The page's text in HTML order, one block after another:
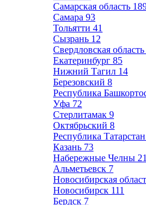
Самарская область
Самара 93
Тольятти 41
Сызрань 12
Свердловская область
Екатеринбург 85
Нижний Тагил 14
Березовский 8
Республика
Уфа 72
Стерлитамак 9
Октябрьский 8
Республика Татарстан
Казань 73
Набережные Челны 21
Альметьевск 7
Новосибирская
Новосибирск 111
Бердск 7